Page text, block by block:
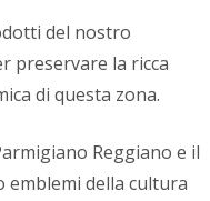
del nostro
preservare la ricca
di questa zona.
Reggiano e il
emblemi della cultura